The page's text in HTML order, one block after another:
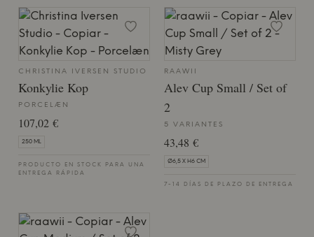
CHRISTINA IVERSEN STUDIO
Konkylie Kop
PORCELÆN
107,02 €
250 ML
PRODUCTO EN STOCK PARA UNA
ENTREGA RÁPIDA
RAAWII
Alev Cup Small / Set of
2
5 VARIANTES
43,48 €
Ø6,5 X H6 CM
7-14 DÍAS DE PLAZO DE ENTREGA